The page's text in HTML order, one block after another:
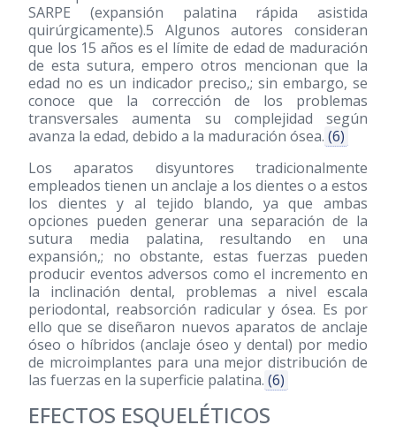
SARPE (expansión palatina rápida asistida
quirúrgicamente).5 Algunos autores consideran
que los 15 años es el límite de edad de maduración
de esta sutura, empero otros mencionan que la
edad no es un indicador preciso,; sin embargo, se
conoce que la corrección de los problemas
transversales aumenta su complejidad según
avanza la edad, debido a la maduración ósea. (6)
Los aparatos disyuntores tradicionalmente
empleados tienen un anclaje a los dientes o a estos
los dientes y al tejido blando, ya que ambas
opciones pueden generar una separación de la
sutura media palatina, resultando en una
expansión,; no obstante, estas fuerzas pueden
producir eventos adversos como el incremento en
la inclinación dental, problemas a nivel escala
periodontal, reabsorción radicular y ósea. Es por
ello que se diseñaron nuevos aparatos de anclaje
óseo o híbridos (anclaje óseo y dental) por medio
de microimplantes para una mejor distribución de
las fuerzas en la superficie palatina. (6)
EFECTOS ESQUELÉTICOS